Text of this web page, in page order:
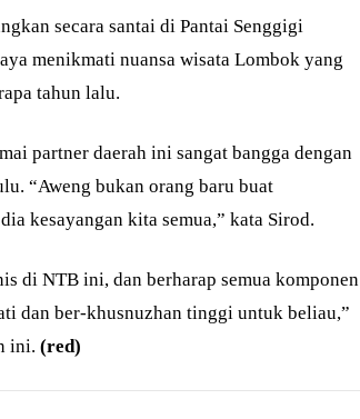
secara santai di Pantai Senggigi
menikmati nuansa wisata Lombok yang
tahun lalu.
partner daerah ini sangat bangga dengan
“Aweng bukan orang baru buat
kesayangan kita semua,” kata Sirod.
di NTB ini, dan berharap semua komponen
dan ber-khusnuzhan tinggi untuk beliau,”
ini. (red)